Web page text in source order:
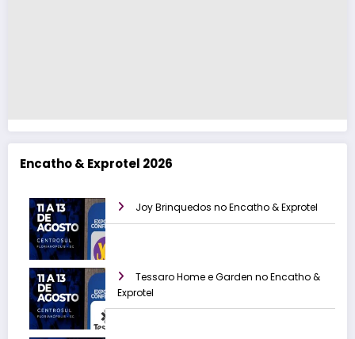
Encatho & Exprotel 2026
Joy Brinquedos no Encatho & Exprotel
Tessaro Home e Garden no Encatho &
Exprotel